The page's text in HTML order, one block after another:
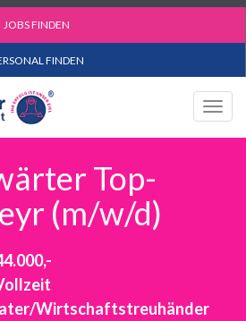
JOBS FINDEN
FINDEN
Top-
(m/w/d)
Wirtschaftstreuhänder